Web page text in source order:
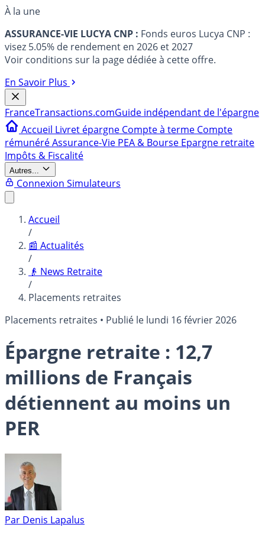
À la une
ASSURANCE-VIE LUCYA CNP : Fonds euros Lucya CNP :
visez 5.05% de rendement en 2026 et 2027
Voir conditions sur la page dédiée à cette offre.
En Savoir Plus
FranceTransactions.comGuide indépendant de l'épargne
Accueil Livret épargne Compte à terme Compte
rémunéréAssurance-Vie PEA & Bourse Epargne retraite
Impôts & Fiscalité
Autres...
Connexion Simulateurs
Accueil
/
📰 Actualités
/
👴 News Retraite
/
Placements retraites
Placements retraites • Publié le lundi 16 février 2026
Épargne retraite : 12,7
millions de Français
détiennent au moins un
PER
Par Denis Lapalus